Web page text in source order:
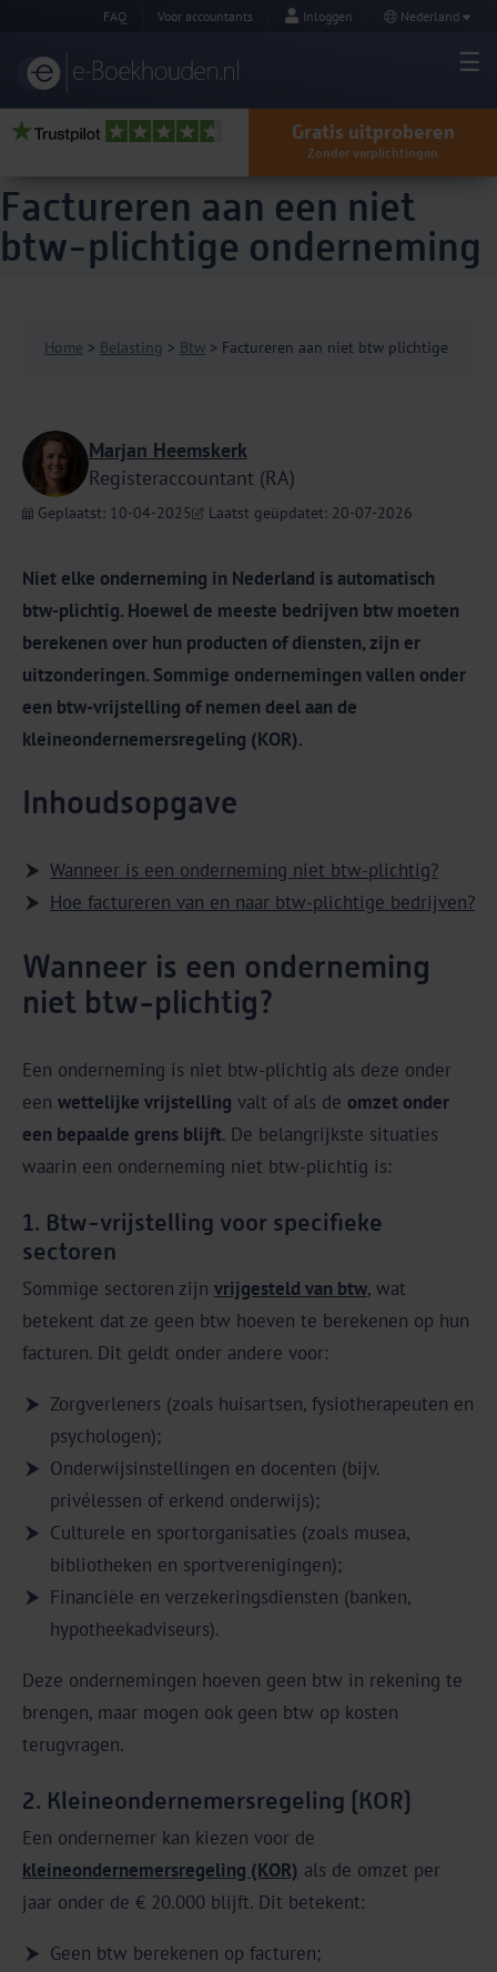
FAQ Voor accountants Inloggen Nederland
Gratis uitproberen
Zonder verplichtingen
Factureren aan een niet
btw-plichtige onderneming
Home > Belasting > Btw > Factureren aan niet btw plichtige
Marjan Heemskerk
Registeraccountant (RA)
Geplaatst: 10-04-2025 Laatst geüpdatet: 20-07-2026
Niet elke onderneming in Nederland is automatisch
btw-plichtig. Hoewel de meeste bedrijven btw moeten
berekenen over hun producten of diensten, zijn er
uitzonderingen. Sommige ondernemingen vallen onder
een btw-vrijstelling of nemen deel aan de
kleineondernemersregeling (KOR).
Inhoudsopgave
Wanneer is een onderneming niet btw-plichtig?
Hoe factureren van en naar btw-plichtige bedrijven?
Wanneer is een onderneming
niet btw-plichtig?
Een onderneming is niet btw-plichtig als deze onder
een wettelijke vrijstelling valt of als de omzet onder
een bepaalde grens blijft. De belangrijkste situaties
waarin een onderneming niet btw-plichtig is:
1. Btw-vrijstelling voor specifieke
sectoren
Sommige sectoren zijn vrijgesteld van btw, wat
betekent dat ze geen btw hoeven te berekenen op hun
facturen. Dit geldt onder andere voor:
Zorgverleners (zoals huisartsen, fysiotherapeuten en
psychologen);
Onderwijsinstellingen en docenten (bijv.
privélessen of erkend onderwijs);
Culturele en sportorganisaties (zoals musea,
bibliotheken en sportverenigingen);
Financiële en verzekeringsdiensten (banken,
hypotheekadviseurs).
Deze ondernemingen hoeven geen btw in rekening te
brengen, maar mogen ook geen btw op kosten
terugvragen.
2. Kleineondernemersregeling (KOR)
Een ondernemer kan kiezen voor de
kleineondernemersregeling (KOR) als de omzet per
jaar onder de € 20.000 blijft. Dit betekent:
Geen btw berekenen op facturen;